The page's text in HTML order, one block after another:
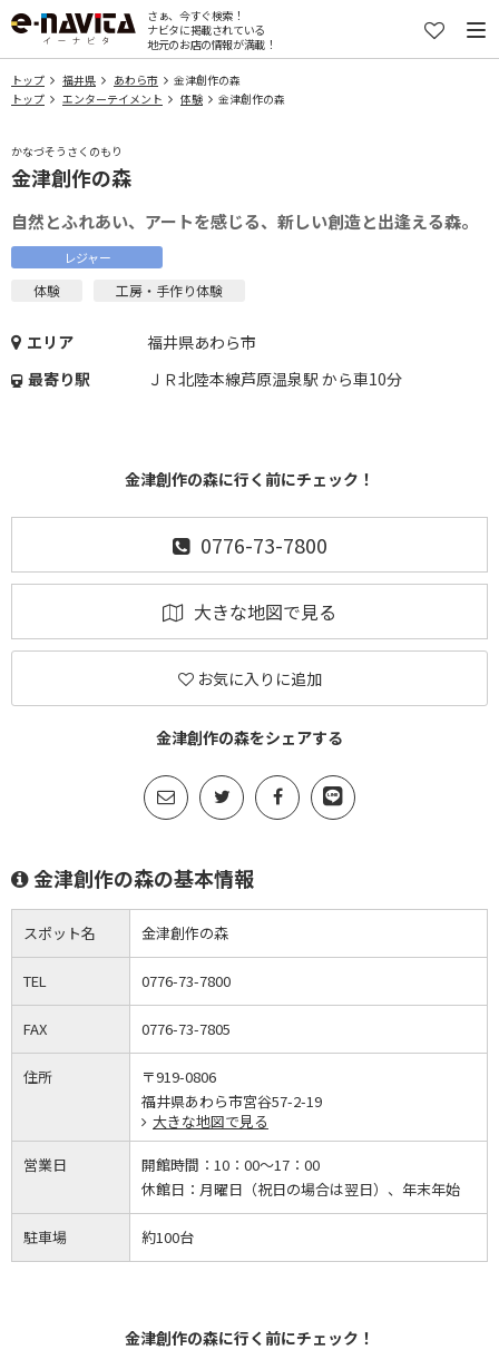
さぁ、今すぐ検索！
ナビタに掲載されている
地元のお店の情報が満載！
トップ 福井県 あわら市
金津創作の森
トップ
エンターテイメント 体験 金津創作の森
かなづそうさくのもり
金津創作の森
自然とふれあい、アートを感じる、新しい創造と出逢える森。
レジャー
体験 工房・手作り体験
エリア
福井県あわら市
最寄り駅
ＪＲ北陸本線芦原温泉駅 から車10分
金津創作の森に行く前にチェック！
0776-73-7800
大きな地図で見る
お気に入りに追加
金津創作の森をシェアする
金津創作の森の基本情報
スポット名 金津創作の森
TEL 0776-73-7800
FAX 0776-73-7805
住所
〒919-0806
福井県あわら市宮谷57-2-19
大きな地図で見る
営業日 開館時間： 10：00～17：00
休館日： 月曜日（祝日の場合は翌日）、年末年始
駐車場 約100台
金津創作の森に行く前にチェック！